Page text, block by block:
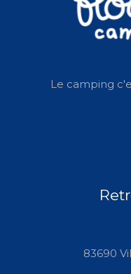
Le camping
83690